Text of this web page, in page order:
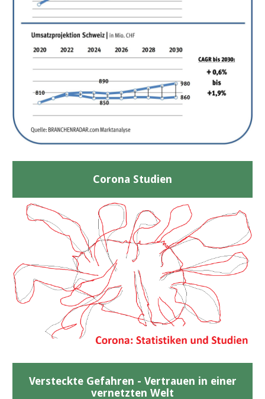
Corona Studien
Versteckte Gefahren - Vertrauen in einer
vernetzten Welt